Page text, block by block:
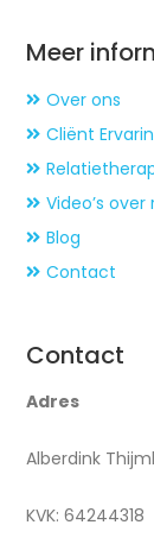
Meer
Over ons
Cliënt
Video’s
Blog
Contact
Contact
Adres
Alberdink
KVK: 64244318